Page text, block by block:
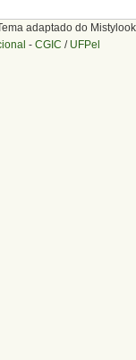
adaptado do
- CGIC / UFPel